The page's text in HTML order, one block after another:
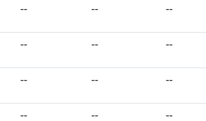
-- -- --
-- -- --
-- -- --
-- -- --